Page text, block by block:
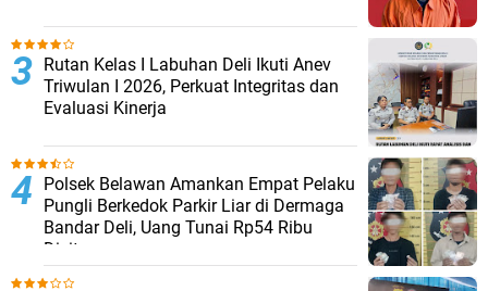
Rutan Kelas I Labuhan Deli Ikuti Anev
Triwulan I 2026, Perkuat Integritas dan
Evaluasi Kinerja
Polsek Belawan Amankan Empat Pelaku
Pungli Berkedok Parkir Liar di Dermaga
Bandar Deli, Uang Tunai Rp54 Ribu
Disita